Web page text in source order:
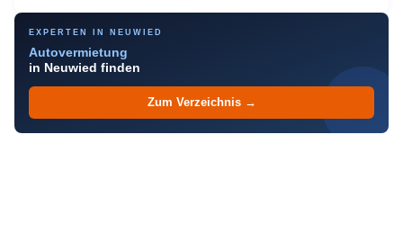
EXPERTEN IN NEUWIED
Autovermietung
in Neuwied finden
Zum Verzeichnis →